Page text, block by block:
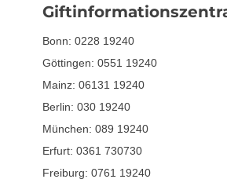
Bonn: 0228 19240
Göttingen: 0551 19240
Mainz: 06131 19240
Berlin: 030 19240
München: 089 19240
Erfurt: 0361 730730
Freiburg: 0761 19240